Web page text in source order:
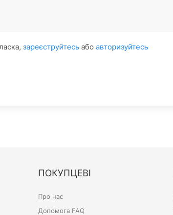
зареєструйтесь або авторизуйтесь
ПОКУПЦЕВІ
Про нас
Допомога FAQ